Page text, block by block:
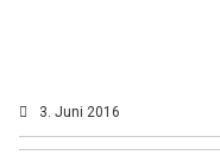
3. Juni 2016